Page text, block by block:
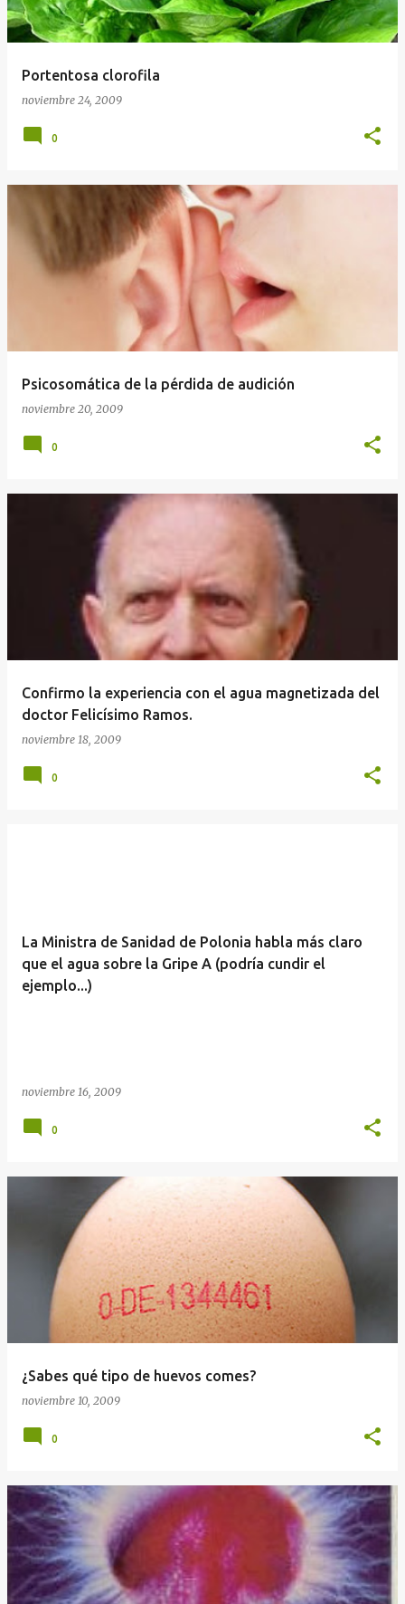
Portentosa clorofila
noviembre 24, 2009
0
Psicosomática de la pérdida de audición
noviembre 20, 2009
0
Confirmo la experiencia con el agua magnetizada del
doctor Felicísimo Ramos.
noviembre 18, 2009
0
La Ministra de Sanidad de Polonia habla más claro
que el agua sobre la Gripe A (podría cundir el
ejemplo...)
noviembre 16, 2009
0
¿Sabes qué tipo de huevos comes?
noviembre 10, 2009
0